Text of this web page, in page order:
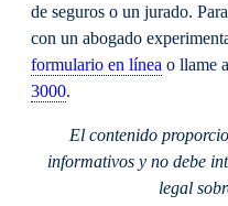
de seguros o un jurado.
con un abogado
formulario en línea o llame
3000.
El contenido
informativos y no debe
legal